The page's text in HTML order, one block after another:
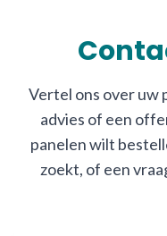
Vertel ons over uw
advies of een
panelen wilt
zoekt, of een